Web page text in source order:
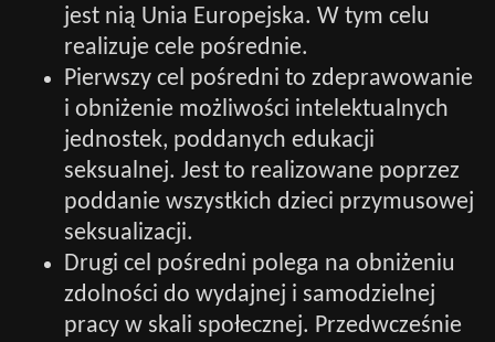
jest nią Unia Europejska. W tym celu
realizuje cele pośrednie.
Pierwszy cel pośredni to zdeprawowanie
i obniżenie możliwości intelektualnych
jednostek, poddanych edukacji
seksualnej. Jest to realizowane poprzez
poddanie wszystkich dzieci przymusowej
seksualizacji.
Drugi cel pośredni polega na obniżeniu
zdolności do wydajnej i samodzielnej
pracy w skali społecznej. Przedwcześnie